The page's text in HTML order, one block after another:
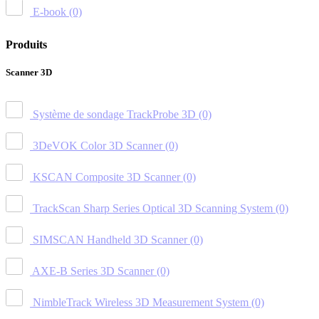
E-book (0)
Produits
Scanner 3D
Système de sondage TrackProbe 3D (0)
3DeVOK Color 3D Scanner (0)
KSCAN Composite 3D Scanner (0)
TrackScan Sharp Series Optical 3D Scanning System (0)
SIMSCAN Handheld 3D Scanner (0)
AXE-B Series 3D Scanner (0)
NimbleTrack Wireless 3D Measurement System (0)